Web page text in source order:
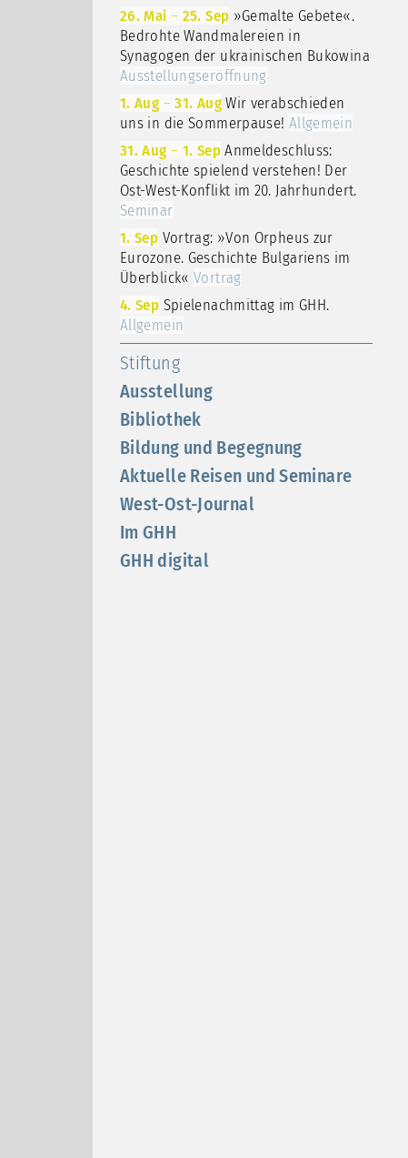
Stiftung
Ausstellung
Bibliothek
Bildung und Begegnung
Aktuelle Reisen und Seminare
West-Ost-Journal
Im GHH
GHH digital
26. Mai – 25. Sep »Gemalte Gebete«.
Bedrohte Wandmalereien in
Synagogen der ukrainischen Bukowina
Ausstellungseröffnung
1. Aug –31. AugWir verabschieden
uns in die Sommerpause! Allgemein
31. Aug – 1. SepAnmeldeschluss:
Geschichte spielend verstehen! Der
Ost-West-Konflikt im 20. Jahrhundert.
Seminar
1. Sep Vortrag: »Von Orpheus zur
Eurozone. Geschichte Bulgariens im
Überblick«Vortrag
4. Sep Spielenachmittag im GHH.
Allgemein